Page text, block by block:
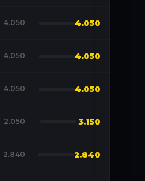
4.050 4.050
4.050 4.050
4.050 4.050
2.050 3.150
2.840 2.840